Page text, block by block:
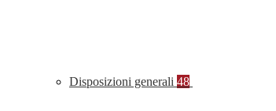
Disposizioni generali 48